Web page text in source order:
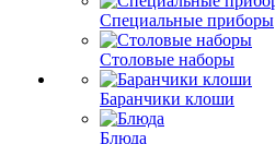
Специальные приборы
Столовые наборы
Баранчики клоши
Блюда